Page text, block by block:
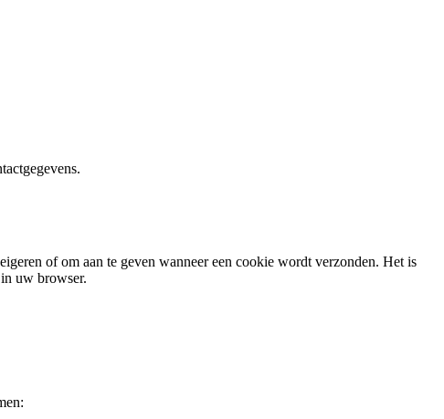
of om aan te geven wanneer een cookie wordt verzonden. Het is
uw browser.